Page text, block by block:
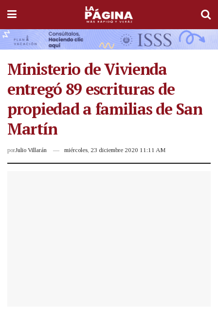
Ministerio de Vivienda
entregó 89 escrituras de
propiedad a familias de San
Martín
porJulio Villarán miércoles, 23 diciembre 2020 11:11 AM